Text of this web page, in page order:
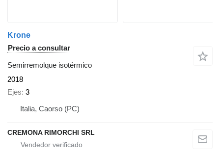
Krone
Precio a consultar
Semirremolque isotérmico
2018
Ejes 3
Italia, Caorso (PC)
CREMONA RIMORCHI SRL